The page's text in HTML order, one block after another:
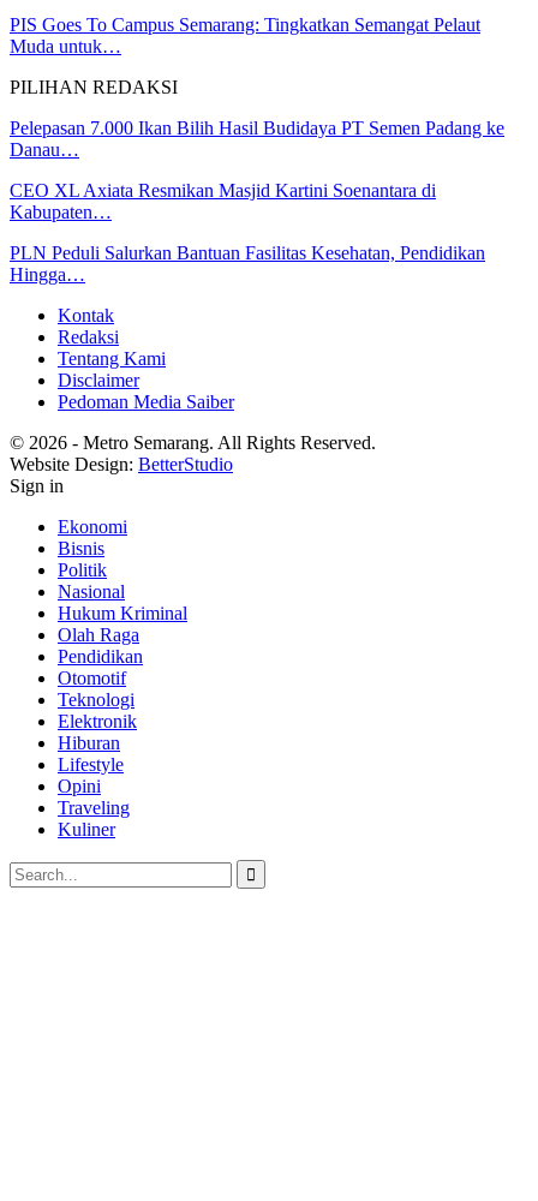
PIS Goes To Campus Semarang: Tingkatkan Semangat Pelaut
Muda untuk…
PILIHAN REDAKSI
Pelepasan 7.000 Ikan Bilih Hasil Budidaya PT Semen Padang ke
Danau…
CEO XL Axiata Resmikan Masjid Kartini Soenantara di
Kabupaten…
PLN Peduli Salurkan Bantuan Fasilitas Kesehatan, Pendidikan
Hingga…
Kontak
Redaksi
Tentang Kami
Disclaimer
Pedoman Media Saiber
© 2026 - Metro Semarang. All Rights Reserved.
Website Design: BetterStudio
Sign in
Ekonomi
Bisnis
Politik
Nasional
Hukum Kriminal
Olah Raga
Pendidikan
Otomotif
Teknologi
Elektronik
Hiburan
Lifestyle
Opini
Traveling
Kuliner